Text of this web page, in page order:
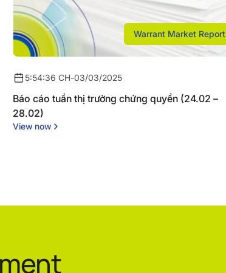
Warrant Market Report
5:54:36 CH-03/03/2025
Báo cáo tuần thị trường chứng quyền (24.02 –
28.02)
View now